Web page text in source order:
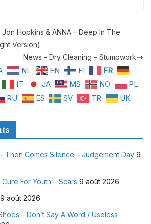
Jon Hopkins & ANNA – Deep In The
Version)
News – Dry Cleaning – Stumpwork
NL EN FI
FR
IT JA MS NO
PL
RU ES SV TR UK
Then Comes Silence – Judgement Day 9
For Youth – Scars 9 août 2026
9 août 2026
– Don’t Say A Word / Useless